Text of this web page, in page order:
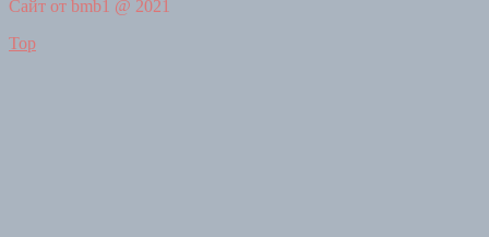
Сайт от bmb1 @ 2021
Top